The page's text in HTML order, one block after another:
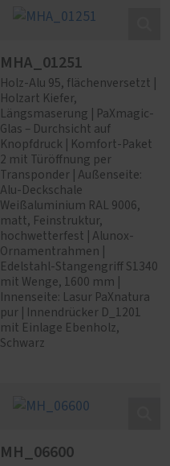
MHA_01251
Holz-Alu 95, flächenversetzt |
Holzart Kiefer,
Längsmaserung | PaXmagic-
Glas – Durchsicht auf
Knopfdruck | Komfort-Paket
2 mit Türöffnung per
Transponder | Außenseite:
Alu-Deckschale
Weißaluminium RAL 9006,
matt, Feinstruktur,
hochwetterfest | Alunox-
Ornamentrahmen |
Edelstahl-Stangengriff S1340
mit Wenge, 1600 mm |
Innenseite: Lasur PaXnatura
pur | Innendrücker D_1201
mit Einlage Ebenholz,
Schwarz
MH_06600